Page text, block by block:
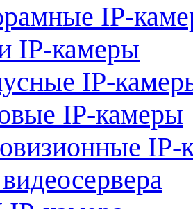
IP-
IP-камеры
IP-
IP-камеры
IP-